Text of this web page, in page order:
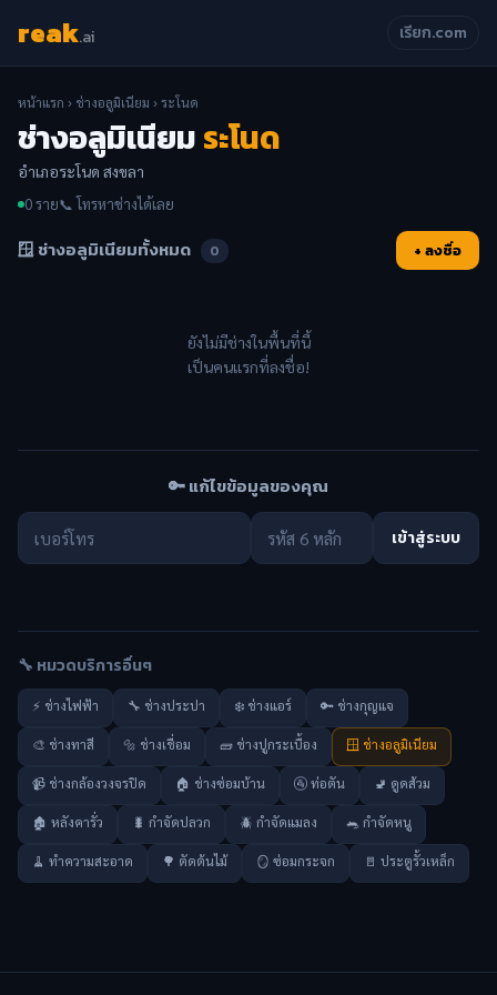
reak.ai เรียก.com
หน้าแรก › ช่างอลูมิเนียม › ระโนด
ช่างอลูมิเนียมระโนด
อำเภอระโนด สงขลา
0 ราย📞 โทรหาช่างได้เลย
🪟 ช่างอลูมิเนียมทั้งหมด 0 + ลงชื่อ
ยังไม่มีช่างในพื้นที่นี้
เป็นคนแรกที่ลงชื่อ!
🔑 แก้ไขข้อมูลของคุณ
เข้าสู่ระบบ
🔧 หมวดบริการอื่นๆ
⚡ ช่างไฟฟ้า 🔧 ช่างประปา ❄️ ช่างแอร์ 🔑 ช่างกุญแจ
🎨 ช่างทาสี 🔩 ช่างเชื่อม 🧱 ช่างปูกระเบื้อง 🪟 ช่างอลูมิเนียม
📹 ช่างกล้องวงจรปิด 🏠 ช่างซ่อมบ้าน 🚰 ท่อตัน 🚽 ดูดส้วม
🏚️ หลังคารั่ว 🐛 กำจัดปลวก 🪲 กำจัดแมลง 🐀 กำจัดหนู
🧹 ทำความสะอาด 🌳 ตัดต้นไม้ 🪞 ซ่อมกระจก 🚪 ประตูรั้วเหล็ก